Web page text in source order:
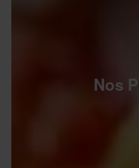
Nos